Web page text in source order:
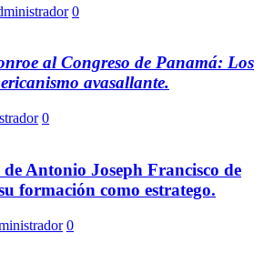
0
al Congreso de Panamá: Los
avasallante.
0
Antonio Joseph Francisco de
formación como estratego.
0